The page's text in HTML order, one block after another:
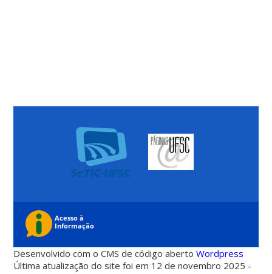
Desenvolvido com o CMS de código abertoWordpress
Última atualização do site foi em 12 de novembro 2025 -